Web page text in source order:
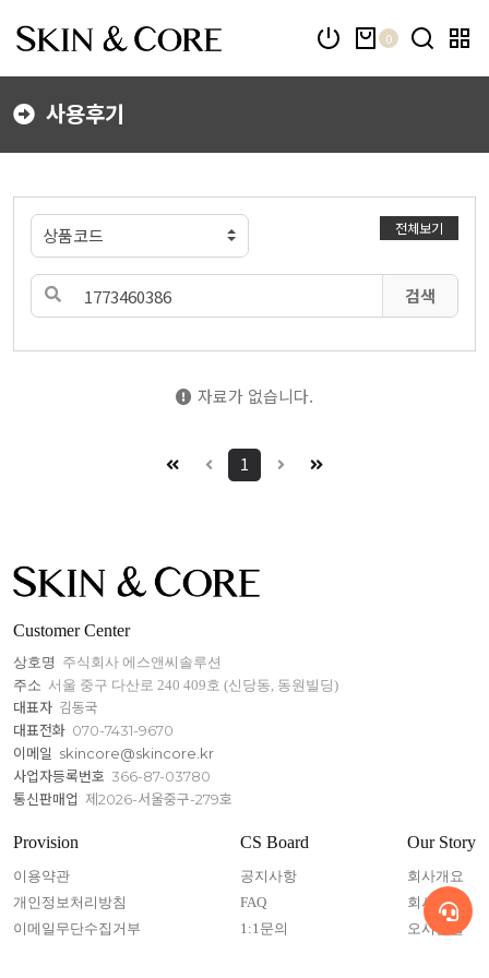
0
사용후기
전체보기
검색
자료가 없습니다.
1
Customer Center
상호명 주식회사 에스앤씨솔루션
주소 서울 중구 다산로 240 409호 (신당동, 동원빌딩)
대표자 김동국
대표전화 070-7431-9670
이메일 skincore@skincore.kr
사업자등록번호 366-87-03780
통신판매업 제2026-서울중구-279호
Provision
이용약관
개인정보처리방침
이메일무단수집거부
CS Board
공지사항
FAQ
1:1문의
Our Story
회사개요
회사연혁
오시는길